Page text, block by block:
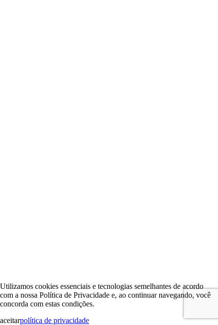
Utilizamos cookies essenciais e tecnologias semelhantes de acordo
com a nossa Política de Privacidade e, ao continuar navegando, você
concorda com estas condições.
aceitarpolítica de privacidade